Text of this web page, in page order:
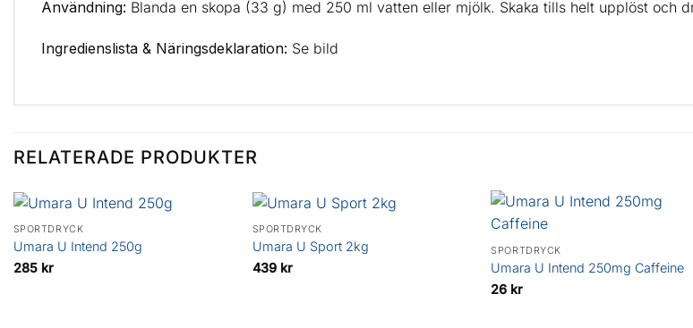
Användning: Blanda en skopa (33 g) med 250 ml vatten eller mjölk. Skaka tills helt upplöst och
Ingredienslista & Näringsdeklaration: Se bild
RELATERADE PRODUKTER
SPORTDRYCK
Umara U Intend 250g
285 kr
SPORTDRYCK
Umara U Sport 2kg
439 kr
SPORTDRYCK
Umara U Intend 250mg Caffeine
26 kr